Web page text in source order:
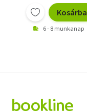
Kosárba
6 - 8 munkanap